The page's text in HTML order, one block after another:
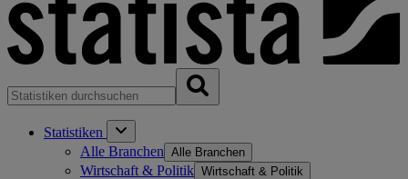
Statistiken
Alle Branchen Alle Branchen
Wirtschaft & Politik Wirtschaft & Politik